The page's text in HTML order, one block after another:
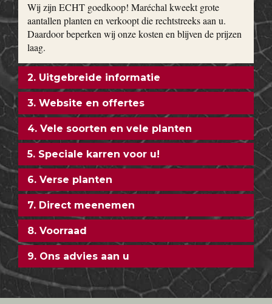
Wij zijn ECHT goedkoop! Maréchal kweekt grote
aantallen planten en verkoopt die rechtstreeks aan u.
Daardoor beperken wij onze kosten en blijven de prijzen
laag.
2. Uitgebreide informatie
3. Website en offertes
4. Vele soorten en vele planten
5. Speciale karren voor u!
6. Verse planten
7. Direct meenemen
8. Voorraad
9. Ons advies aan u